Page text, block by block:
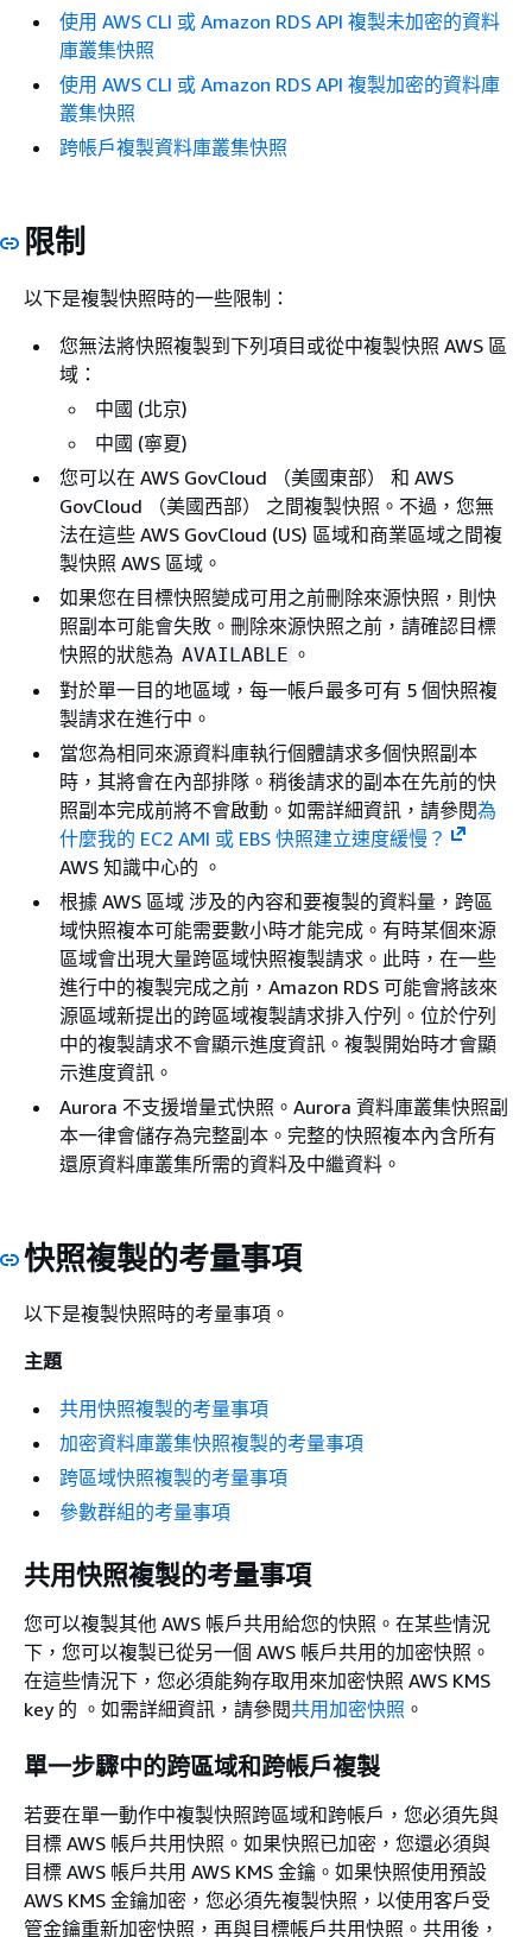
使用 AWS CLI 或 Amazon RDS API 複製未加密的資料
庫叢集快照
使用 AWS CLI 或 Amazon RDS API 複製加密的資料庫
叢集快照
跨帳戶複製資料庫叢集快照
限制
以下是複製快照時的一些限制：
您無法將快照複製到下列項目或從中複製快照 AWS 區
域：
中國 (北京)
中國 (寧夏)
您可以在 AWS GovCloud （美國東部） 和 AWS
GovCloud （美國西部） 之間複製快照。不過，您無
法在這些 AWS GovCloud (US) 區域和商業區域之間複
製快照 AWS 區域。
如果您在目標快照變成可用之前刪除來源快照，則快
照副本可能會失敗。刪除來源快照之前，請確認目標
快照的狀態為 AVAILABLE 。
對於單一目的地區域，每一帳戶最多可有 5 個快照複
製請求在進行中。
當您為相同來源資料庫執行個體請求多個快照副本
時，其將會在內部排隊。稍後請求的副本在先前的快
照副本完成前將不會啟動。如需詳細資訊，請參閱為
什麼我的 EC2 AMI 或 EBS 快照建立速度緩慢？
AWS 知識中心的 。
根據 AWS 區域 涉及的內容和要複製的資料量，跨區
域快照複本可能需要數小時才能完成。有時某個來源
區域會出現大量跨區域快照複製請求。此時，在一些
進行中的複製完成之前，Amazon RDS 可能會將該來
源區域新提出的跨區域複製請求排入佇列。位於佇列
中的複製請求不會顯示進度資訊。複製開始時才會顯
示進度資訊。
Aurora 不支援增量式快照。Aurora 資料庫叢集快照副
本一律會儲存為完整副本。完整的快照複本內含所有
還原資料庫叢集所需的資料及中繼資料。
快照複製的考量事項
以下是複製快照時的考量事項。
主題
共用快照複製的考量事項
加密資料庫叢集快照複製的考量事項
跨區域快照複製的考量事項
參數群組的考量事項
共用快照複製的考量事項
您可以複製其他 AWS 帳戶共用給您的快照。在某些情況
下，您可以複製已從另一個 AWS 帳戶共用的加密快照。
在這些情況下，您必須能夠存取用來加密快照 AWS KMS
key 的 。如需詳細資訊，請參閱共用加密快照 。
單一步驟中的跨區域和跨帳戶複製
若要在單一動作中複製快照跨區域和跨帳戶，您必須先與
目標 AWS 帳戶共用快照。如果快照已加密，您還必須與
目標 AWS 帳戶共用 AWS KMS 金鑰。如果快照使用預設
AWS KMS 金鑰加密，您必須先複製快照，以使用客戶受
管金鑰重新加密快照，再與目標帳戶共用快照。共用後，